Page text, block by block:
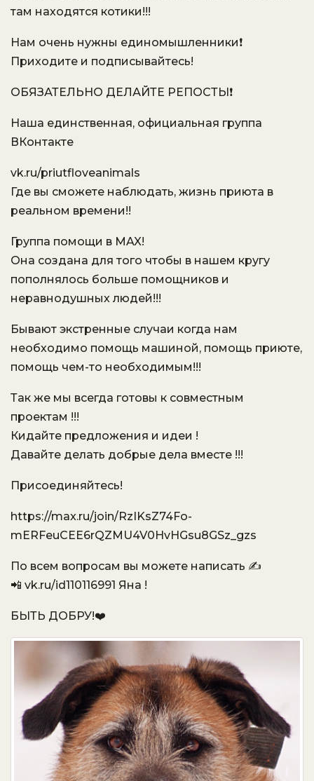
там находятся котики!!!
Нам очень нужны единомышленники❗️
Приходите и подписывайтесь!
ОБЯЗАТЕЛЬНО ДЕЛАЙТЕ РЕПОСТЫ❗️
Наша единственная, официальная группа
ВКонтакте
vk.ru/priutfloveanimals
Где вы сможете наблюдать, жизнь приюта в
реальном времени!!
Группа помощи в MAX!
Она создана для того чтобы в нашем кругу
пополнялось больше помощников и
неравнодушных людей!!!
Бывают экстренные случаи когда нам
необходимо помощь машиной, помощь приюте,
помощь чем-то необходимым!!!
Так же мы всегда готовы к совместным
проектам !!!
Кидайте предложения и идеи !
Давайте делать добрые дела вместе !!!
Присоединяйтесь!
https://max.ru/join/RzIKsZ74Fo-
mERFeuCEE6rQZMU4V0HvHGsu8GSz_gzs
По всем вопросам вы можете написать ✍️
📲 vk.ru/id110116991 Яна !
БЫТЬ ДОБРУ!❤️